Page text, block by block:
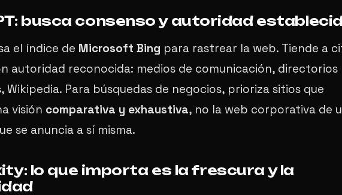
busca consenso y autoridad
el índice de Microsoft Bing para rastrear la web. Tiende a
autoridad reconocida: medios de comunicación, directorios
Wikipedia. Para búsquedas de negocios, prioriza sitios que
visión comparativa y exhaustiva, no la web corporativa de
se anuncia a sí misma.
lo que importa es la frescura y la